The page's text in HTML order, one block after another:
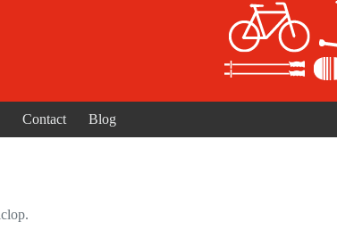
Contact Blog